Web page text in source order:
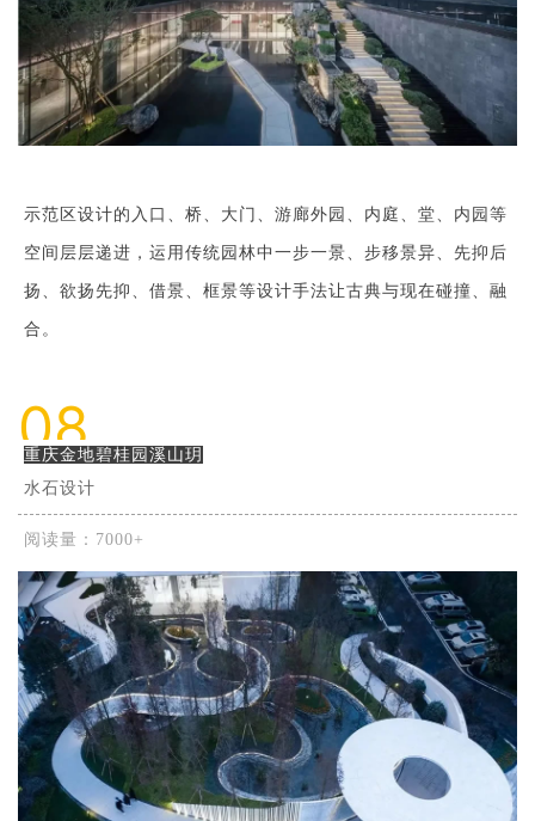
示范区设计的入口、桥、大门、游廊外园、内庭、堂、内园等
空间层层递进，运用传统园林中一步一景、步移景异、先抑后
扬、欲扬先抑、借景、框景等设计手法让古典与现在碰撞、融
合。
08
重庆金地碧桂园溪山玥
水石设计
阅读量：7000+